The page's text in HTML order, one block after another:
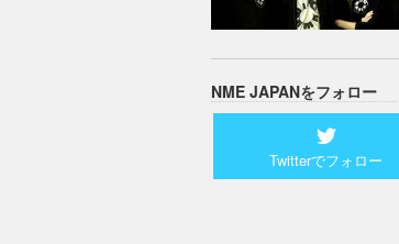
NME JAPANをフォロー
Twitterでフォロー